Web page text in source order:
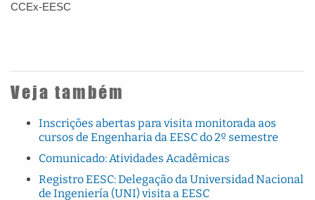
CCEx-EESC
Veja também
Inscrições abertas para visita monitorada aos
cursos de Engenharia da EESC do 2º semestre
Comunicado: Atividades Acadêmicas
Registro EESC: Delegação da Universidad Nacional
de Ingeniería (UNI) visita a EESC